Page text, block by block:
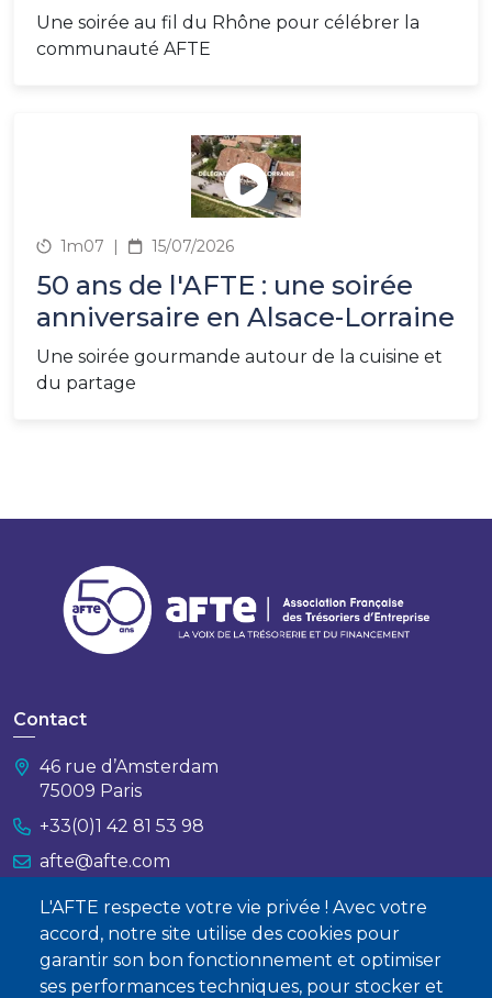
L'AFTE respecte votre vie privée ! Avec votre
accord, notre site utilise des cookies pour
garantir son bon fonctionnement et optimiser
ses performances techniques, pour stocker et
Une soirée au fil du Rhône pour célébrer la
communauté AFTE
1m07 | 15/07/2026
50 ans de l'AFTE : une soirée
anniversaire en Alsace-Lorraine
Une soirée gourmande autour de la cuisine et
du partage
Contact
46 rue d’Amsterdam
75009 Paris
+33(0)1 42 81 53 98
afte@afte.com
Nous contacter
À propos